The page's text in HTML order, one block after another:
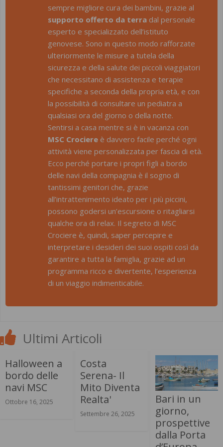
sempre migliore cura dei bambini, grazie al
supporto offerto da terra dal personale
esperto e specializzato dell’istituto
genovese. Sono in questo modo rafforzate
ulteriormente le misure a tutela della
sicurezza e della salute dei piccoli viaggiatori
che necessitano di assistenza e terapie
specifiche a seconda della propria età, e con
la possibilità di consultare un pediatra a
qualsiasi ora del giorno o della notte.
Sentirsi a casa mentre si è in vacanza con
MSC Crociere è davvero facile perché ogni
attività viene personalizzata per fascia di età.
Ecco perché portare i propri figli a bordo
delle navi della compagnia è il sogno di
tantissimi genitori che, grazie
all’intrattenimento ideato per i più piccini,
possono godersi un’escursione o ritagliarsi
qualche ora di relax. Il segreto di MSC
Crociere è, quindi, saper percepire e
interpretare i desideri dei suoi ospiti così da
garantire a tutta la famiglia, grazie ad un
programma ricco e divertente, l’esperienza
di un viaggio indimenticabile.
Ultimi Articoli
Halloween a
bordo delle
navi MSC
Ottobre 16, 2025
Costa
Serena- Il
Mito Diventa
Realta'
Settembre 26, 2025
Bari in un
giorno,
prospettive
dalla Porta